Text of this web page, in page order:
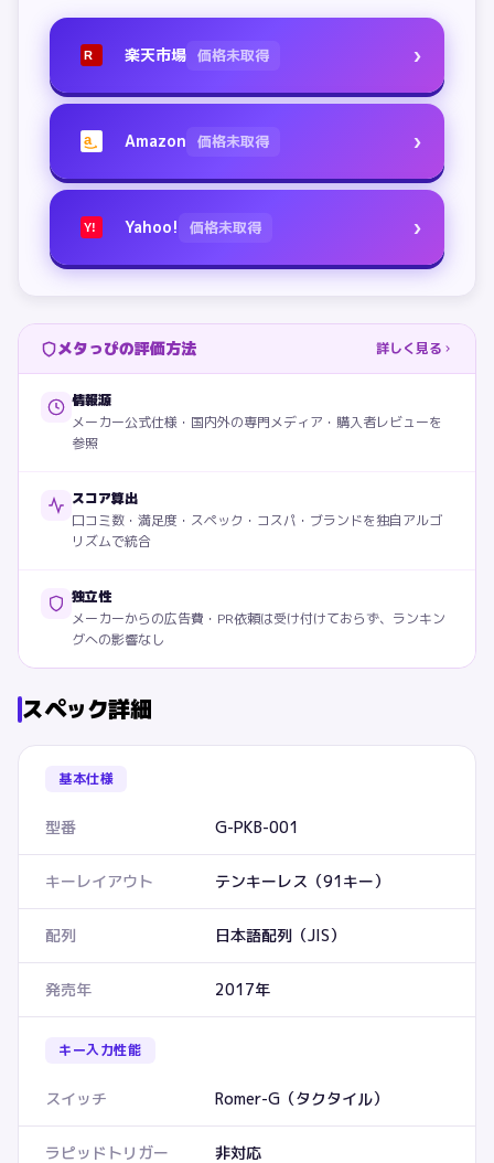
R 楽天市場 価格未取得 ›
a Amazon 価格未取得 ›
Y! Yahoo! 価格未取得 ›
メタっぴの評価方法 詳しく見る
情報源
メーカー公式仕様・国内外の専門メディア・購入者レビューを
参照
スコア算出
口コミ数・満足度・スペック・コスパ・ブランドを独自アルゴ
リズムで統合
独立性
メーカーからの広告費・PR依頼は受け付けておらず、ランキン
グへの影響なし
スペック詳細
基本仕様
型番 G-PKB-001
キーレイアウト テンキーレス（91キー）
配列 日本語配列（JIS）
発売年 2017年
キー入力性能
スイッチ Romer-G（タクタイル）
ラピッドトリガー 非対応